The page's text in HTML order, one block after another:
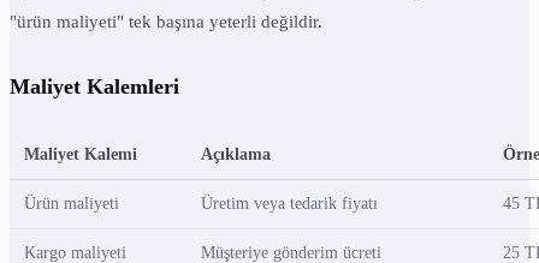
"ürün maliyeti" tek başına yeterli değildir.
Maliyet Kalemleri
Maliyet Kalemi Açıklama
Ürün maliyeti Üretim veya tedarik fiyatı 45
Kargo maliyeti Müşteriye gönderim ücreti 25